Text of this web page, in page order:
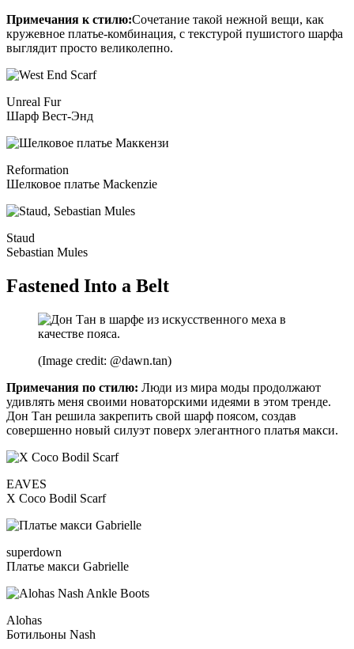
Примечания к стилю:Сочетание такой нежной вещи, как
кружевное платье-комбинация, с текстурой пушистого шарфа
выглядит просто великолепно.
Unreal Fur
Шарф Вест-Энд
Reformation
Шелковое платье Mackenzie
Staud
Sebastian Mules
Fastened Into a Belt
(Image credit: @dawn.tan)
Примечания по стилю: Люди из мира моды продолжают
удивлять меня своими новаторскими идеями в этом тренде.
Дон Тан решила закрепить свой шарф поясом, создав
совершенно новый силуэт поверх элегантного платья макси.
EAVES
X Coco Bodil Scarf
superdown
Платье макси Gabrielle
Alohas
Ботильоны Nash